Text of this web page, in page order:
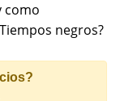
como
negros?